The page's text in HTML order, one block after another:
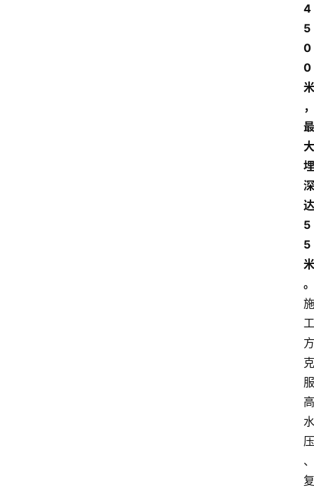
4
5
0
0
米
，
最
大
埋
深
达
5
5
米
。
施
工
方
克
服
高
水
压
、
复